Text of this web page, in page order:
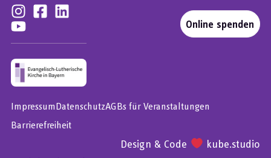
Online spenden
ImpressumDatenschutzAGBs für Veranstaltungen
Barrierefreiheit
Design & Code kube.studio